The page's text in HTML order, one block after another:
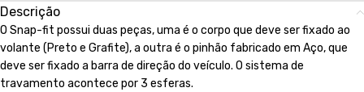
Descrição
O Snap-fit possui duas peças, uma é o corpo que deve ser fixado ao
volante (Preto e Grafite), a outra é o pinhão fabricado em Aço, que
deve ser fixado a barra de direção do veículo. O sistema de
travamento acontece por 3 esferas.